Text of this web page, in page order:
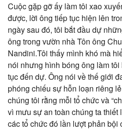
Cuộc gặp gỡ ấy làm tôi xao
được, lời ông tiếp tục hiện lên
ngày sau đó, tôi bắt đầu dự
ông trong vườn nhà Tôn ông
Nandini.Tôi thấy mình khó mà
nói nhưng hình bóng ông làm
tục đến dự. Ông nói về thế giới
phóng chiếu sự hỗn loạn riêng
chúng tôi rằng mỗi tổ chức và
vì mưu sự an toàn chúng ta thiết
các tổ chức đó lần lượt phản bội